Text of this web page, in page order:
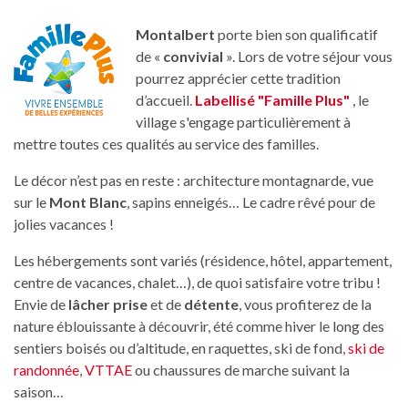
Montalbert porte bien son qualificatif
de « convivial ». Lors de votre séjour vous
pourrez apprécier cette tradition
d’accueil. Labellisé "Famille Plus" , le
village s'engage particulièrement à
mettre toutes ces qualités au service des familles.
Le décor n’est pas en reste : architecture montagnarde, vue
sur le Mont Blanc, sapins enneigés… Le cadre rêvé pour de
jolies vacances !
Les hébergements sont variés (résidence, hôtel, appartement,
centre de vacances, chalet…), de quoi satisfaire votre tribu !
Envie de lâcher priseet de détente, vous profiterez de la
nature éblouissante à découvrir, été comme hiver le long des
sentiers boisés ou d’altitude, en raquettes, ski de fond,ski de
randonnée,VTTAEou chaussures de marche suivant la
saison…